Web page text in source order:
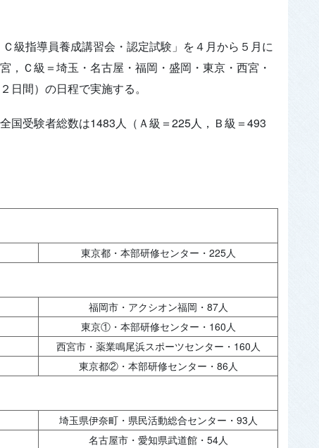
級指導員養成講習会・認定試験」を４月から５月に
Ｃ級＝埼玉・名古屋・福岡・盛岡・東京・西宮・
日間）の日程で実施する。
国受験者総数は1483人（Ａ級＝225人，Ｂ級＝493
東京都・本部研修センター・225人
福岡市・アクシオン福岡・87人
東京①・本部研修センター・160人
西宮市・薬業鳴尾浜スポーツセンター・160人
東京都②・本部研修センター・86人
埼玉県伊奈町・県民活動総合センター・93人
名古屋市・愛知県武道館・54人